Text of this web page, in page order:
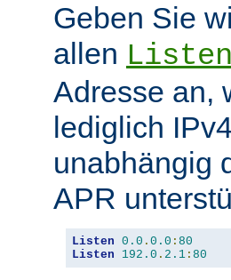
Geben Sie
allen Listen
Adresse an,
lediglich
unabhängig
APR
Listen 0.0 . 0.0 : 80
Listen
192.0 . 2.1 : 80